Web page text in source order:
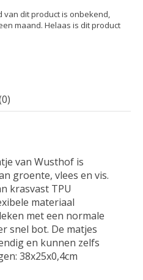
van dit product is onbekend,
maand. Helaas is dit product
van Wusthof is
groente, vlees en vis.
krasvast TPU
materiaal
met een normale
snel bot. De matjes
en kunnen zelfs
38x25x0,4cm